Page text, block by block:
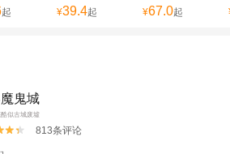
起
¥39.4起
¥67.0起
鬼城
似古城废墟
813条评论